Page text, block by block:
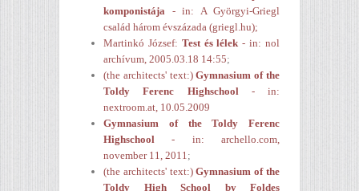
komponistája - in: A Györgyi-Griegl
család három évszázada (griegl.hu);
Martinkó József: Test és lélek - in: nol
archívum, 2005.03.18 14:55;
(the architects' text:)Gymnasium of the
Toldy Ferenc Highschool - in:
nextroom.at, 10.05.2009
Gymnasium of the Toldy Ferenc
Highschool - in: archello.com,
november 11, 2011 ;
(the architects' text:)Gymnasium of the
Toldy High School by Foldes